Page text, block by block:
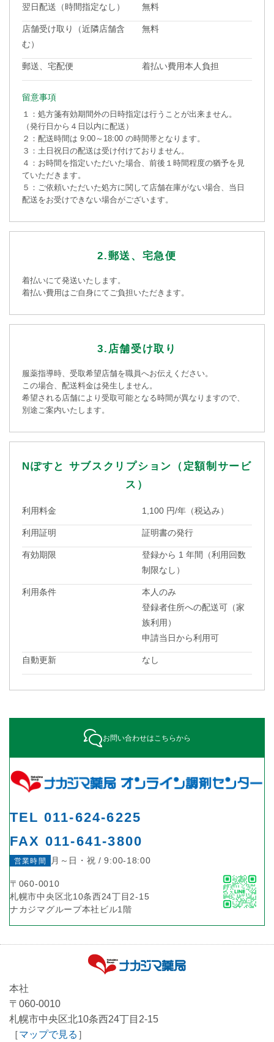
翌日配送（時間指定なし） 無料
店舗受け取り（近隣店舗含
む）
無料
郵送、宅配便 着払い費用本人負担
留意事項
１：処方箋有効期間外の日時指定は行うことが出来ません。
（発行日から４日以内に配送）
２：配送時間は 9:00～18:00 の時間帯となります。
３：土日祝日の配送は受け付けておりません。
４：お時間を指定いただいた場合、前後１時間程度の猶予を見
ていただきます。
５：ご依頼いただいた処方に関して店舗在庫がない場合、当日
配送をお受けできない場合がございます。
2.郵送、宅急便
着払いにて発送いたします。
着払い費用はご自身にてご負担いただきます。
3.店舗受け取り
服薬指導時、受取希望店舗を職員へお伝えください。
この場合、配送料金は発生しません。
希望される店舗により受取可能となる時間が異なりますので、
別途ご案内いたします。
Nぽすと サブスクリプション（定額制サービ
ス）
利用料金 1,100 円/年（税込み）
利用証明 証明書の発行
有効期限
登録から 1 年間（利用回数
制限なし）
利用条件
本人のみ
登録者住所への配送可（家
族利用）
申請当日から利用可
自動更新 なし
お問い合わせはこちらから
TEL 011-624-6225
FAX 011-641-3800
営業時間 月～日・祝 / 9:00-18:00
〒060-0010
札幌市中央区北10条西24丁目2-15
ナカジマグループ本社ビル1階
本社
〒060-0010
札幌市中央区北10条西24丁目2-15
［マップで見る ］